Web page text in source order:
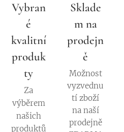
Vybran
é
kvalitní
produk
ty
Za
výběrem
našich
produktů
Sklade
m na
prodejn
ě
Možnost
vyzvednu
tí zboží
na naší
prodejně